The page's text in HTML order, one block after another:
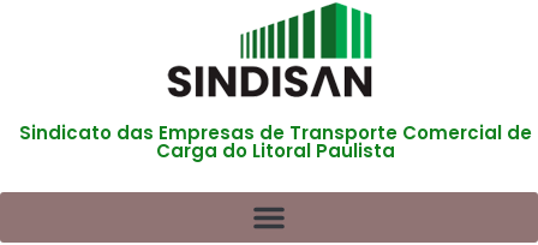
Sindicato das Empresas de Transporte Comercial de
Carga do Litoral Paulista